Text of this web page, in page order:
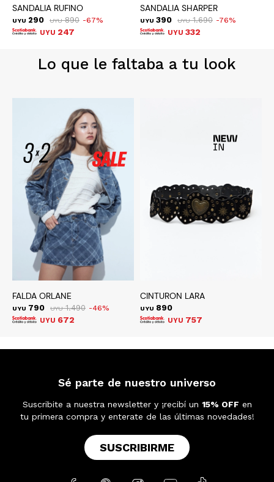
SANDALIA RUFINO
UYU 290 UYU 890 67
UYU 247
SANDALIA SHARPER
UYU 390 UYU 1.690 76
UYU 332
Lo que le faltaba a tu look
FALDA ORLANE
UYU 790 UYU 1.490 46
UYU 672
CINTURON LARA
UYU 890
UYU 757
Sé parte de nuestro universo
Suscribite a nuestra newsletter y ¡recibí un 15% OFF en
tu primera compra y enterate de las últimas novedades!
SUSCRIBIRME